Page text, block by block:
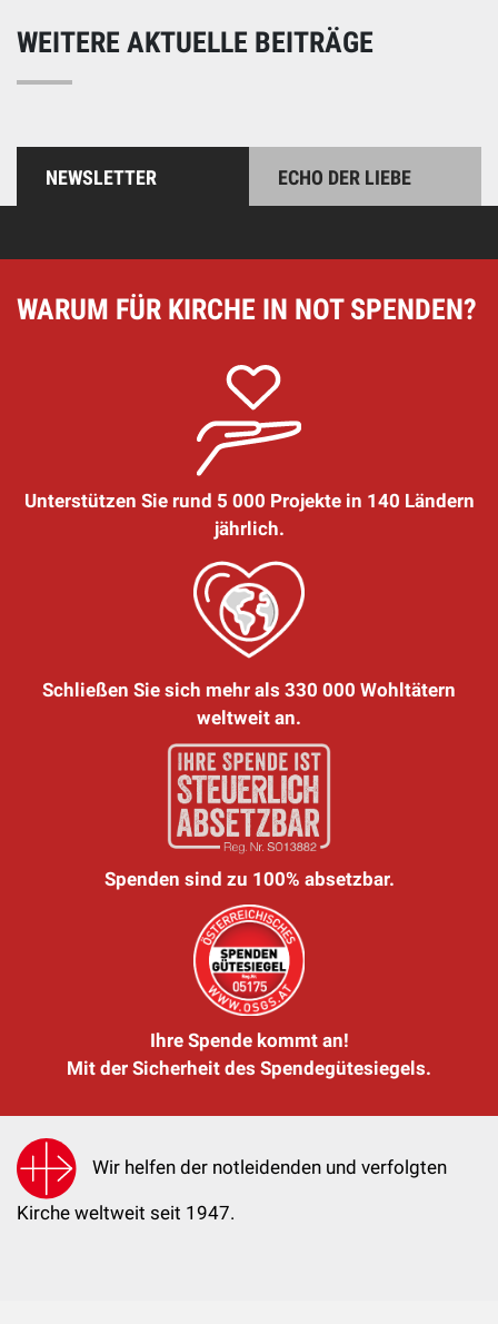
WEITERE AKTUELLE BEITRÄGE
NEWSLETTER ECHO DER LIEBE
WARUM FÜR KIRCHE IN NOT SPENDEN?
Unterstützen Sie rund 5 000 Projekte in 140 Ländern
jährlich.
Schließen Sie sich mehr als 330 000 Wohltätern
weltweit an.
Spenden sind zu 100% absetzbar.
Ihre Spende kommt an!
Mit der Sicherheit des Spendegütesiegels.
Wir helfen der notleidenden und verfolgten
Kirche weltweit seit 1947.